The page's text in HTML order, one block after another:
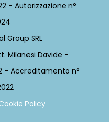
– Autorizzazione n°
Group SRL
Milanesi Davide –
– Accreditamento n°
Policy